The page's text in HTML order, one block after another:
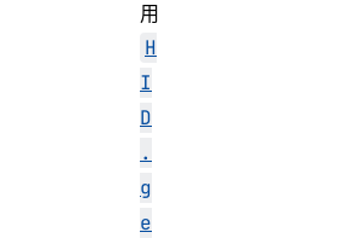
用
H
I
D
.
g
e